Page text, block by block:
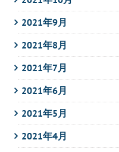
2021年9月
2021年8月
2021年7月
2021年6月
2021年5月
2021年4月